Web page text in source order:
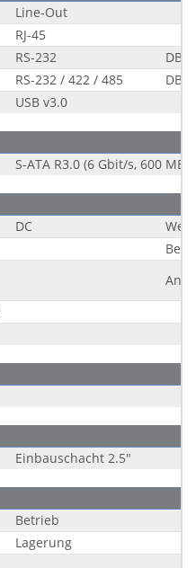
Line-Out
RJ-45
RS-232
DB-9
RS-232 / 422 / 485
DB-9
USB v3.0
S-ATA R3.0 (6 Gbit/s, 600 MB/
DC
Einbauschacht 2.5"
Betrieb
Lagerung